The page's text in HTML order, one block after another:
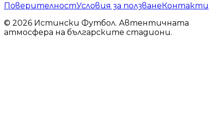
ПоверителностУсловия за ползванеКонтакти
© 2026 Истински Футбол. Автентичната
атмосфера на българските стадиони.